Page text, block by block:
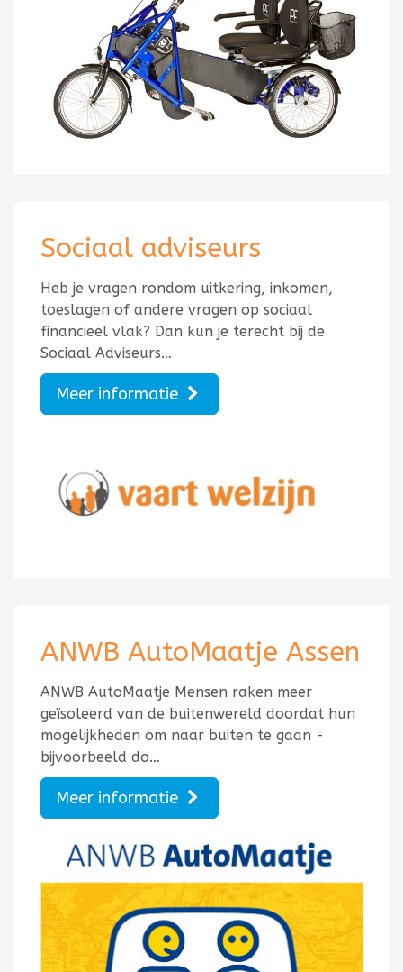
Sociaal adviseurs
Heb je vragen rondom uitkering, inkomen,
toeslagen of andere vragen op sociaal
financieel vlak? Dan kun je terecht bij de
Sociaal Adviseurs…
Meer informatie
ANWB AutoMaatje Assen
ANWB AutoMaatje Mensen raken meer
geïsoleerd van de buitenwereld doordat hun
mogelijkheden om naar buiten te gaan -
bijvoorbeeld do…
Meer informatie